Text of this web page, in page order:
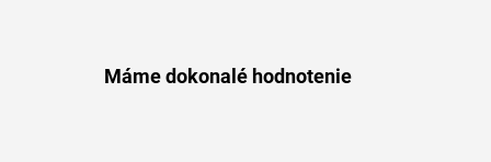
Máme dokonalé hodnotenie